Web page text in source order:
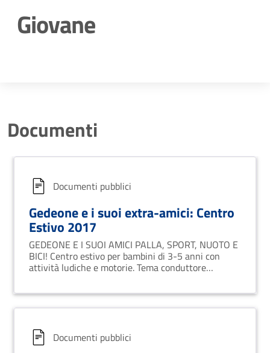
Giovane
Documenti
Documenti pubblici
Gedeone e i suoi extra-amici: Centro
Estivo 2017
GEDEONE E I SUOI AMICI PALLA, SPORT, NUOTO E
BICI! Centro estivo per bambini di 3-5 anni con
attività ludiche e motorie. Tema conduttore
Documenti pubblici